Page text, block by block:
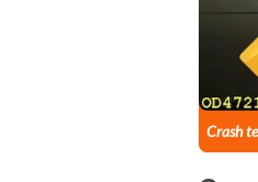
Crash